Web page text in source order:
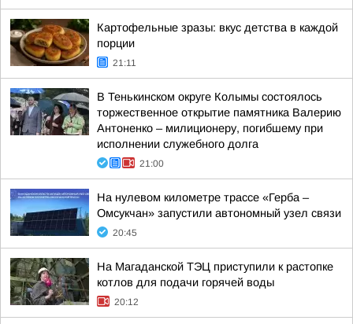
Картофельные зразы: вкус детства в каждой
порции
21:11
В Тенькинском округе Колымы состоялось
торжественное открытие памятника Валерию
Антоненко – милиционеру, погибшему при
исполнении служебного долга
21:00
На нулевом километре трассе «Герба –
Омсукчан» запустили автономный узел связи
20:45
На Магаданской ТЭЦ приступили к растопке
котлов для подачи горячей воды
20:12